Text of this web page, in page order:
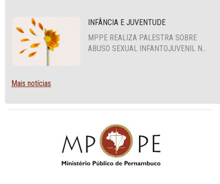
INFÂNCIA E JUVENTUDE
MPPE REALIZA PALESTRA SOBRE
ABUSO SEXUAL INFANTOJUVENIL NO
Mais notícias